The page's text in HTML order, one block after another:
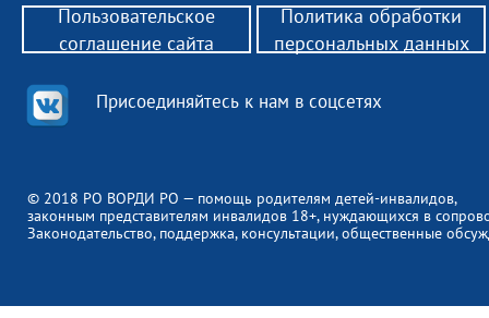
© 2018 РО ВОРДИ РО — помощь родителям детей-инвалидов,
законным представителям инвалидов 18+, нуждающихся в
Законодательство, поддержка, консультации, общественные
Присоединяйтесь к нам в соцсетях
Пользовательское
соглашение сайта
Политика обработки
персональных данных